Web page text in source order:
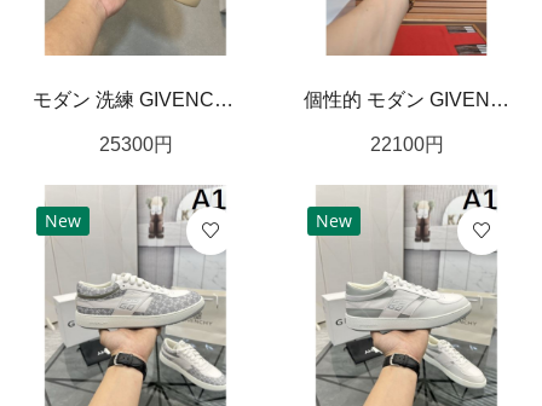
モダン 洗練 GIVENCHY ジバンシィ スーパーコピー カジュアルシューズ 都会的 上品
25300円
個性的 モダン GIVENCHY ジバンシィ コピー カジュアルシューズ 存在感 クール
22100円
New New